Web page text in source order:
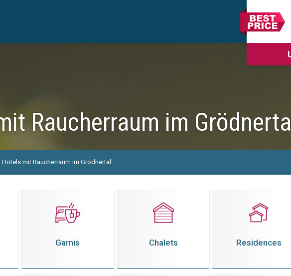
Raucherraum im Grödnertal
Hotels mit Raucherraum im Grödnertal
Garnis Chalets Residences